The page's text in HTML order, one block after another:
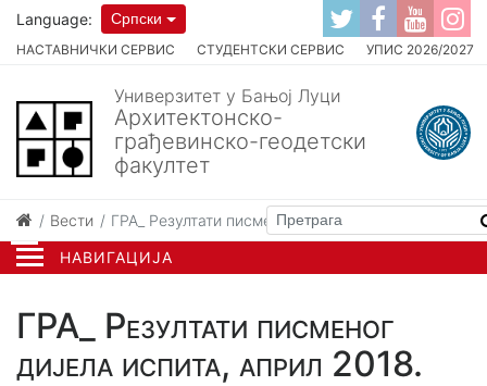
НАВИГАЦИЈА
НАСТАВНИЧКИ СЕРВИС СТУДЕНТСКИ СЕРВИС УПИС 2026/2027
Language: Српски
Универзитет у Бањој Луци
Архитектонско-
грађевинско-геодетски
факултет
Вести ГРА_ Резултати писменог дијела испита, април
ГРА_ Резултати писменог
дијела испита, април 2018.